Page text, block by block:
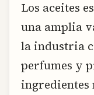
Los aceites
una amplia
la industria
perfumes y
ingredientes